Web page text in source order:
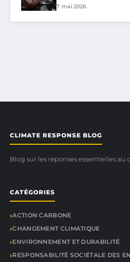
7 mai 2026
CLIMATE RESPONSE BLOG
Blog sur les réponses essentielles au
CATÉGORIES
ACTION CARBONE
CHANGEMENT CLIMATIQUE
ENVIRONNEMENT ET DURABILITÉ
RESPONSABILITÉ SOCIÉTALE DES